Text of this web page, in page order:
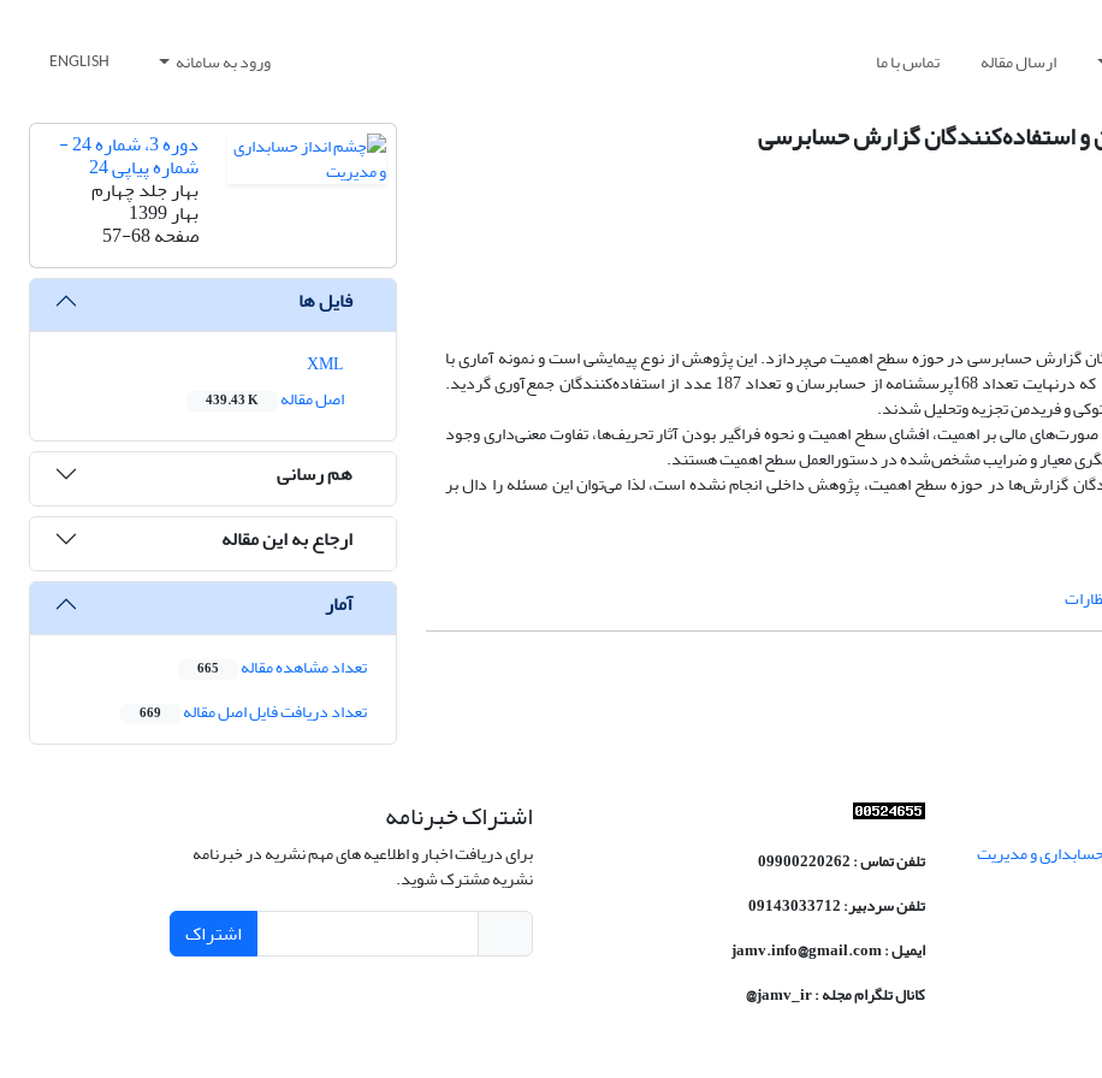
ارسال مقاله تماس با ما ورود به سامانه ENGLISH
استفاده‌کنندگان گزارش حسابرسی
گزارش‌ حسابرسی در حوزه سطح اهمیت می‌پردازد. این پژوهش از نوع پیمایشی است و نمونه آماری با
استفاده از فرمول کوکران با جامعه نامعلوم، تعداد ۳۸۴ نفر تعیین گردید که درنهایت تعداد 168پرسشنامه از حسابرسان و تعداد 187 عدد از استفاده‌کنندگان جمع‌آوری گردید.
توکی و فریدمن تجزیه‌ وتحلیل شدند.
مالی بر اهمیت، افشای سطح اهمیت و نحوه فراگیر بودن آثار تحریف‌ها، تفاوت معنی‌داری وجود
معیار و ضرایب مشخص‌شده در دستورالعمل سطح اهمیت هستند.
گزارش‌ها در حوزه سطح اهمیت، پژوهش داخلی انجام‌ نشده است، لذا می‌توان این مسئله را دال بر
دوره 3، شماره 24 -
شماره پیاپی 24
بهار جلد چهارم
بهار 1399
صفحه57-68
فایل ها
اصل مقاله
439.43 K
هم رسانی
ارجاع به این مقاله
آمار
تعداد مشاهده مقاله 665
تعداد دریافت فایل اصل مقاله 669
و مدیریت
تلفن تماس : 09900220262
تلفن سردبیر: 09143033712
ایمیل : jamv.info@gmail.com
کانال تلگرام مجله : jamv_ir@
اشتراک خبرنامه
برای دریافت اخبار و اطلاعیه های مهم نشریه در خبرنامه
نشریه مشترک شوید.
اشتراک